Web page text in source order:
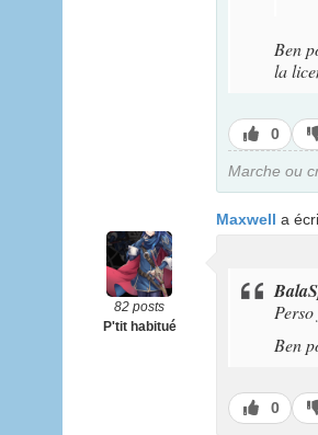
Ben
la
J’aime
0
Marche ou
82 posts
P'tit habitué
Maxwell a
Ben
J’aime
0